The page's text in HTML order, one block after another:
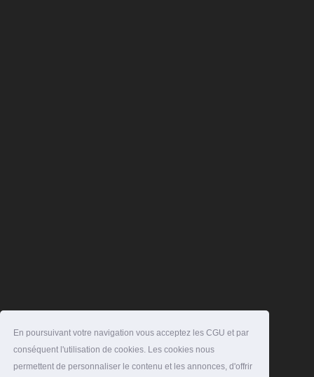
En poursuivant votre navigation vous acceptez les CGU et par
conséquent l'utilisation de cookies. Les cookies nous
permettent de personnaliser le contenu et les annonces, d'offrir